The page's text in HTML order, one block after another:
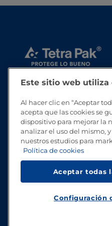
Este sitio web utiliza
Al hacer clic en “Aceptar
acepta que las cookies se
dispositivo para mejorar la
analizar el uso del mismo,
nuestros estudios para
Política de cookies
Aceptar todas
Configuración